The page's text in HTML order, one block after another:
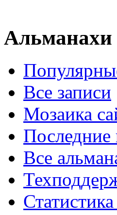
Альманахи
Все записи
Мозаика
Последние
Все